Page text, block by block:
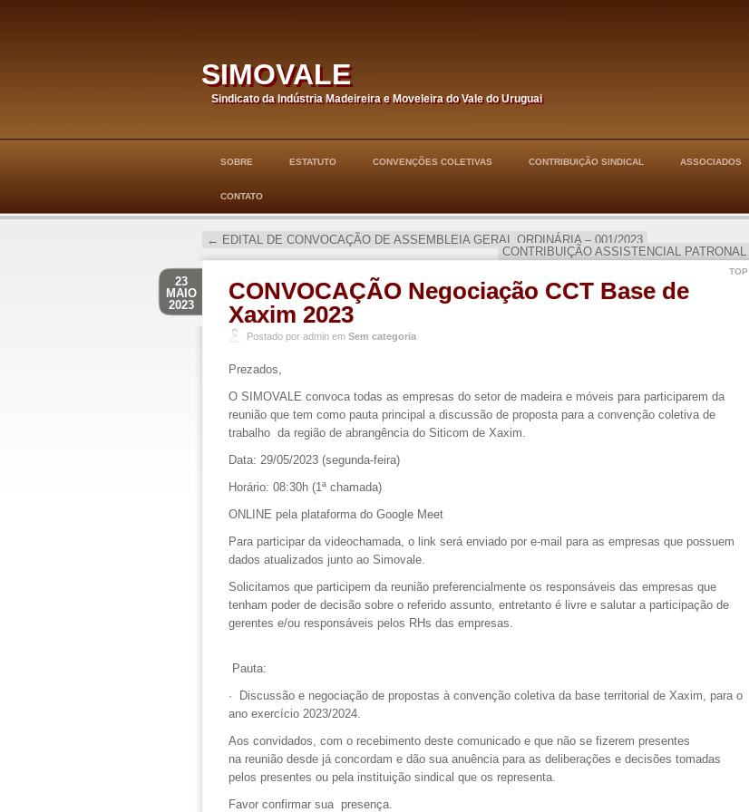
simovale
Sindicato da Indústria Madeireira e Moveleira do Vale do Uruguai
SOBRE ESTATUTO CONVENÇÕES COLETIVAS CONTRIBUIÇÃO SINDICAL ASSOCIADOS
CONTATO
← EDITAL DE CONVOCAÇÃO DE ASSEMBLEIA GERAL ORDINÁRIA – 001/2023
CONTRIBUIÇÃO ASSISTENCIAL PATRONAL
TOP
CONVOCAÇÃO Negociação CCT Base de
Xaxim 2023
23
MAIO
2023
Postado por admin em Sem categoria
Prezados,
O SIMOVALE convoca todas as empresas do setor de madeira e móveis para participarem da
reunião que tem como pauta principal a discussão de proposta para a convenção coletiva de
trabalho da região de abrangência do Siticom de Xaxim.
Data: 29/05/2023 (segunda-feira)
Horário: 08:30h (1ª chamada)
ONLINE pela plataforma do Google Meet
Para participar da videochamada, o link será enviado por e-mail para as empresas que possuem
dados atualizados junto ao Simovale.
Solicitamos que participem da reunião preferencialmente os responsáveis das empresas que
tenham poder de decisão sobre o referido assunto, entretanto é livre e salutar a participação de
gerentes e/ou responsáveis pelos RHs das empresas.
Pauta:
· Discussão e negociação de propostas à convenção coletiva da base territorial de Xaxim, para o
ano exercício 2023/2024.
Aos convidados, com o recebimento deste comunicado e que não se fizerem presentes
na reunião desde já concordam e dão sua anuência para as deliberações e decisões tomadas
pelos presentes ou pela instituição sindical que os representa.
Favor confirmar sua presença.